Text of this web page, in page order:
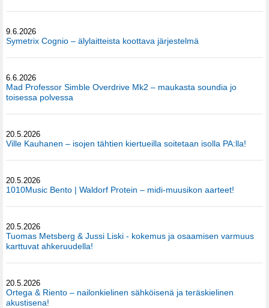
9.6.2026
Symetrix Cognio – älylaitteista koottava järjestelmä
6.6.2026
Mad Professor Simble Overdrive Mk2 – maukasta soundia jo
toisessa polvessa
20.5.2026
Ville Kauhanen – isojen tähtien kiertueilla soitetaan isolla PA:lla!
20.5.2026
1010Music Bento | Waldorf Protein – midi-muusikon aarteet!
20.5.2026
Tuomas Metsberg & Jussi Liski - kokemus ja osaamisen varmuus
karttuvat ahkeruudella!
20.5.2026
Ortega & Riento – nailonkielinen sähköisenä ja teräskielinen
akustisena!